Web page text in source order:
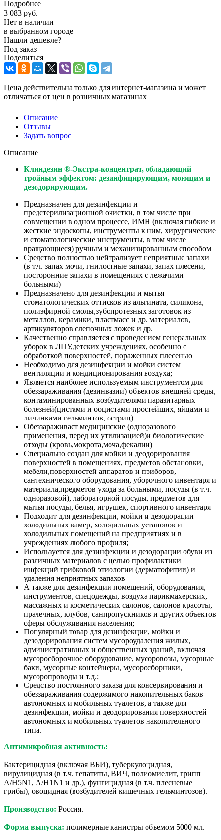
Подробнее
3 083 руб.
Нет в наличии
в выбранном городе
Нашли дешевле?
Под заказ
Поделиться
Цена действительна только для интернет-магазина и может
отличаться от цен в розничных магазинах
Описание
Отзывы
Задать вопрос
Описание
Клиндезин ®-Экстра-концентрат, обладающий
тройным эффектом: дезинфицирующим, моющим и
дезодорирующим.
Предназначен для дезинфекции и
предстерилизационной очистки, в том числе при
совмещении в одном процессе, ИМН (включая гибкие и
жесткие эндоскопы, инструменты к ним, хирургические
и стоматологические инструменты, в том числе
вращающиеся) ручным и механизированным способом
Средство полностью нейтрализует неприятные запахи
(в т.ч. запах мочи, гнилостные запахи, запах плесени,
посторонние запахи в помещениях с лежачими
больными)
Предназначено для дезинфекции и мытья
стоматологических оттисков из альгината, силикона,
полиэфирной смолы,зубопротезных заготовок из
металлов, керамики, пластмасс и др. материалов,
артикуляторов,слепочных ложек и др.
Качественно справляется с проведением генеральных
уборок в ЛПУ,детских учреждениях, особенно с
обработкой поверхностей, пораженных плесенью
Необходимо для дезинфекции и мойки систем
вентиляции и кондиционирования воздуха;
Является наиболее используемым инструментом для
обеззараживания (дезинвазии) объектов внешней среды,
контаминированных возбудителями паразитарных
болезней(цистами и ооцистами простейших, яйцами и
личинками гельминтов, остриц)
Обеззараживает медицинские (одноразового
применения, перед их утилизацией)и биологические
отходы (кровь,мокрота,моча,фекалии)
Специально создан для мойки и деодорирования
поверхностей в помещениях, предметов обстановки,
мебели,поверхностей аппаратов и приборов,
сантехнического оборудования, уборочного инвентаря и
материала,предметов ухода за больными, посуды (в т.ч.
одноразовой), лабораторной посуды, предметов для
мытья посуды, белья, игрушек, спортивного инвентаря
Подходит для дезинфекции, мойки и дезодорации
холодильных камер, холодильных установок и
холодильных помещений на предприятиях и в
учреждениях любого профиля;
Используется для дезинфекции и дезодорации обуви из
различных материалов с целью профилактики
инфекций грибковой этиологии (дерматофитии) и
удаления неприятных запахов
А также для дезинфекции помещений, оборудования,
инструментов, спецодежды, воздуха парикмахерских,
массажных и косметических салонов, салонов красоты,
прачечных, клубов, санпропускников и других объектов
сферы обслуживания населения;
Популярный товар для дезинфекции, мойки и
дезодорирования систем мусороудаления жилых,
административных и общественных зданий, включая
мусоросборочное оборудование, мусоровозы, мусорные
баки, мусорные контейнеры, мусоросборники,
мусоропроводы и т.д.;
Средство постоянного заказа для консервирования и
обеззараживания содержимого накопительных баков
автономных и мобильных туалетов, а также для
дезинфекции, мойки и деодорирования поверхностей
автономных и мобильных туалетов накопительного
типа.
Антимикробная активность:
Бактерицидная (включая ВБИ), туберкулоцидная,
вирулицидная (в т.ч. гепатиты, ВИЧ, полиомиелит, грипп
А/H5N1, А/H1N1 и др.), фунгицидная (в т.ч. плесневые
грибы), овоцидная (возбудителей кишечных гельминтозов).
Производство: Россия.
Форма выпуска: полимерные канистры объемом 5000 мл.